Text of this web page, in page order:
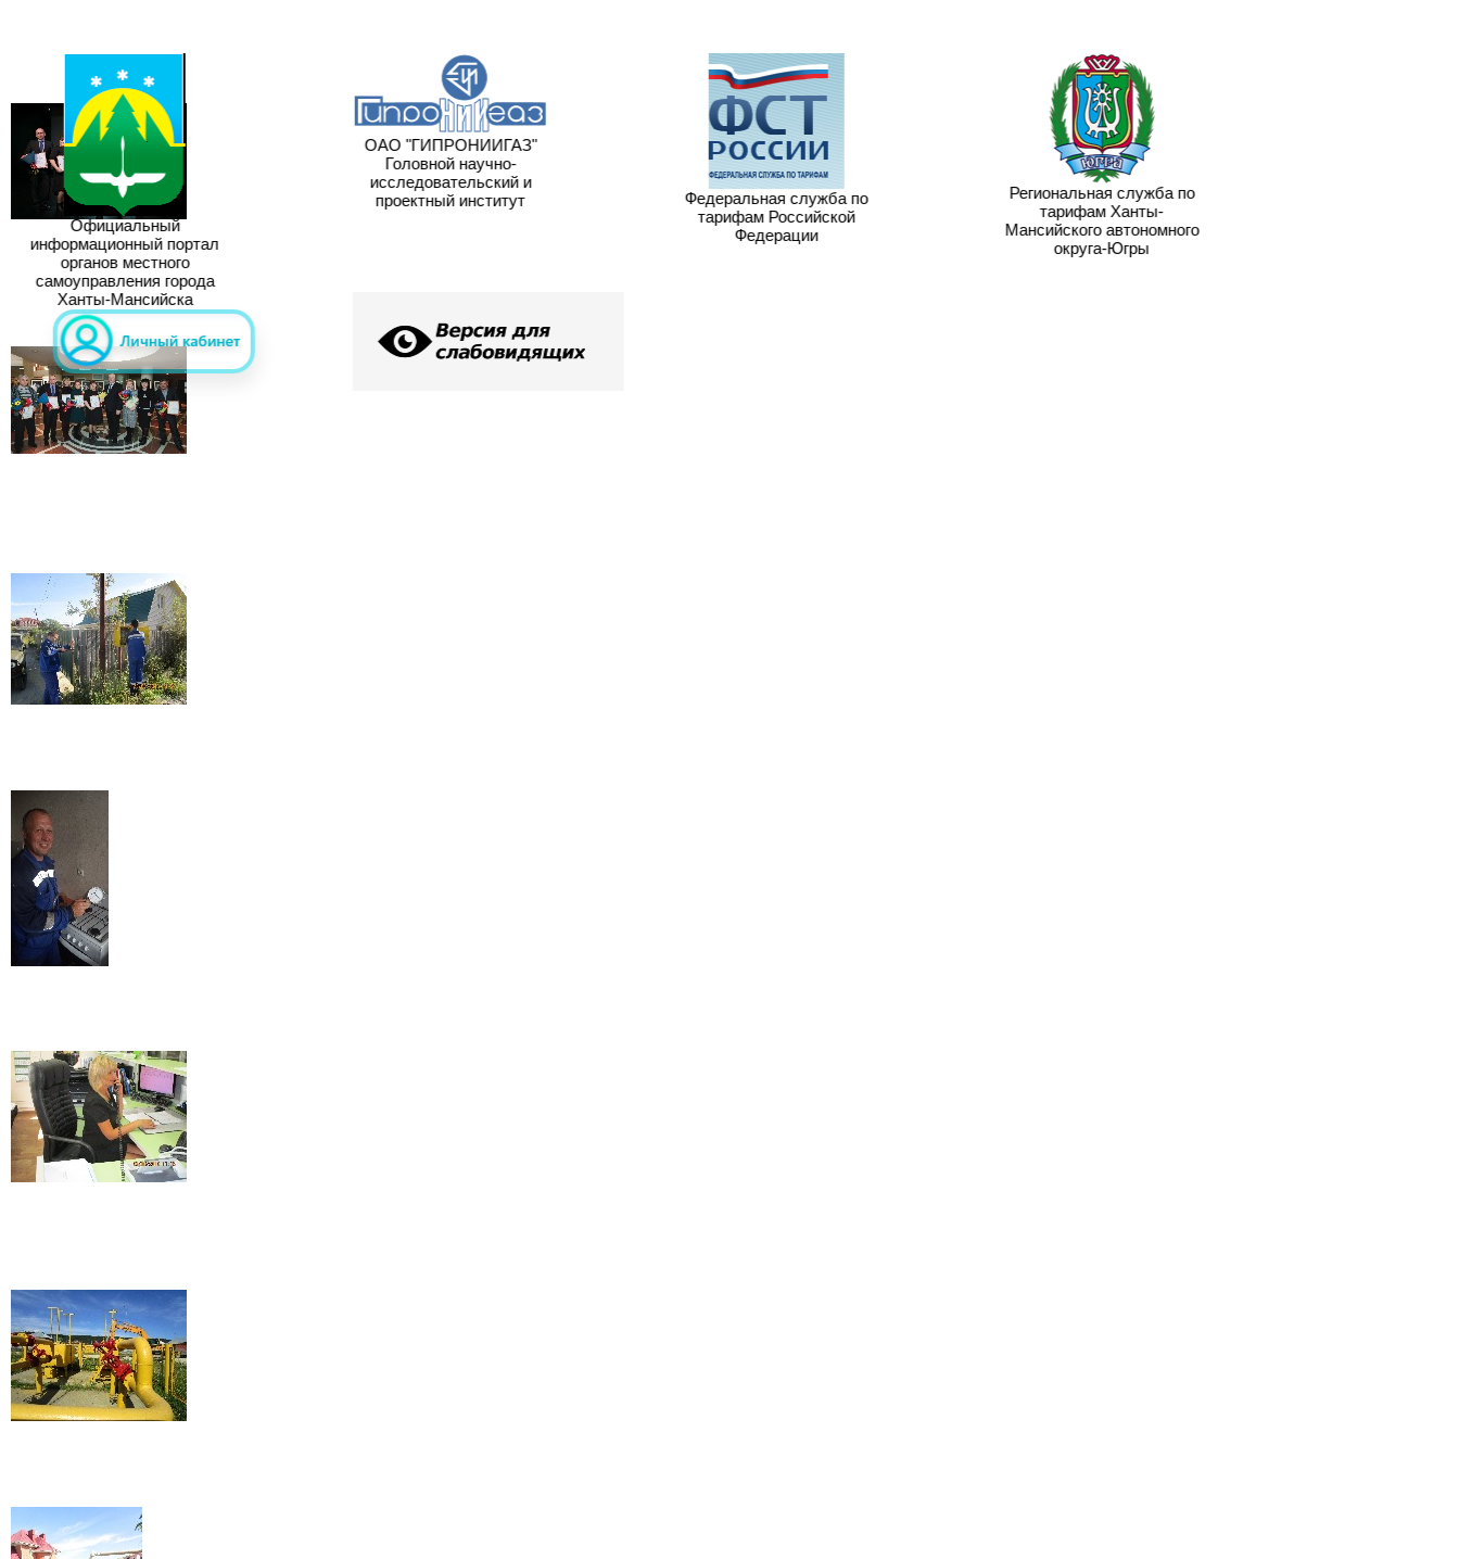
Официальный
информационный портал
органов местного
самоуправления города
Ханты-Мансийска
ОАО "ГИПРОНИИГАЗ"
Головной научно-
исследовательский и
проектный институт
Федеральная служба по
тарифам Российской
Федерации
Региональная служба по
тарифам Ханты-
Мансийского автономного
округа-Югры